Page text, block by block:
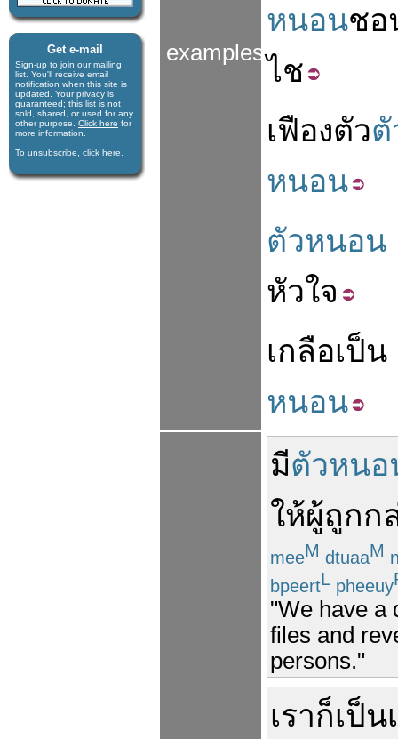
Get e-mail
Sign-up to join our mail­ing
list. You'll receive e­mail
notification when this site is
updated. Your privacy is
guaran­teed; this list is not
sold, shared, or used for any
other purpose. Click here for
more infor­mation.
To unsubscribe, click here
examples
หนอนชอ
ไช
เฟืองตัว
หนอน
ตัวหนอน
หัวใจ
เกลือเป็น
หนอน
มีตัวหนอ
ให้ผู้ถูกก
meeM dtuaaM
bpeertL pheeuy
"We have a
files and
persons."
เราก็เป็น